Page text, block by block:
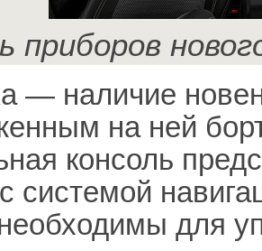
приборов
— наличие
на ней
консоль
системой
для